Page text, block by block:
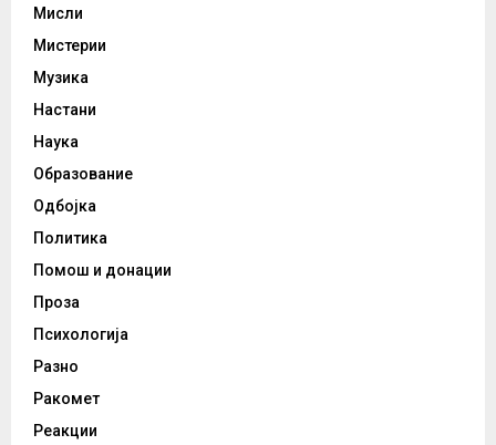
Мисли
Мистерии
Музика
Настани
Наука
Образование
Одбојка
Политика
Помош и донации
Проза
Психологија
Разно
Ракомет
Реакции